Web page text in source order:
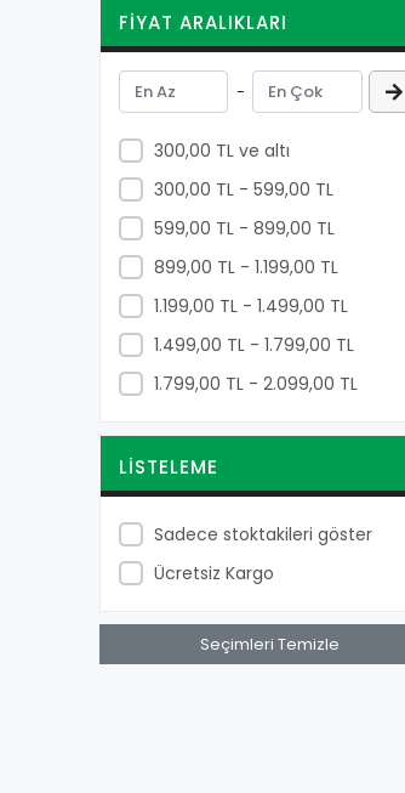
Kazmalar
Keserler
Kürekler
Mengeneler
Sıvı Pompaları
Manuel El Aletleri
FIYAT ARALIKLARI
-
300,00 TL ve altı
300,00 TL - 599,00 TL
599,00 TL - 899,00 TL
899,00 TL - 1.199,00 TL
1.199,00 TL - 1.499,00 TL
1.499,00 TL - 1.799,00 TL
1.799,00 TL - 2.099,00 TL
LISTELEME
Sadece stoktakileri göster
Ücretsiz Kargo
Seçimleri Temizle